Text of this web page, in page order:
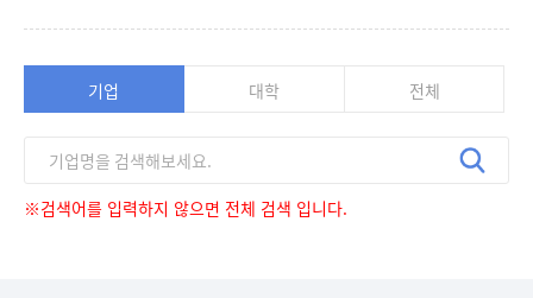
기업 대학 전체
※검색어를 입력하지 않으면 전체 검색 입니다.